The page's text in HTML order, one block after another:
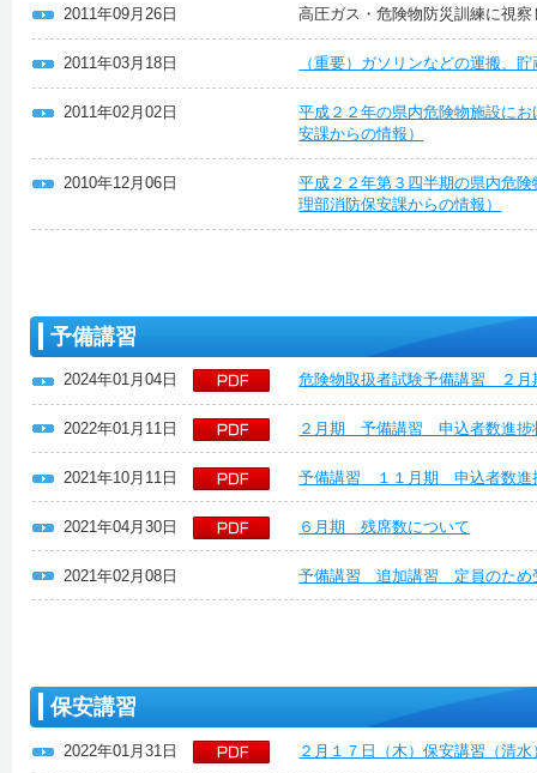
2011年09月26日 高圧ガス・危険物防災訓練に視察
2011年03月18日 （重要）ガソリンなどの運搬、
2011年02月02日
平成２２年の県内危険物施設に
安課からの情報）
2010年12月06日
平成２２年第３四半期の県内危
理部消防保安課からの情報）
予備講習
2024年01月04日 危険物取扱者試験予備講習 ２
2022年01月11日 ２月期 予備講習 申込者数進捗
2021年10月11日 予備講習 １１月期 申込者数進
2021年04月30日 ６月期 残席数について
2021年02月08日 予備講習 追加講習 定員のため
保安講習
2022年01月31日 ２月１７日（木）保安講習（清